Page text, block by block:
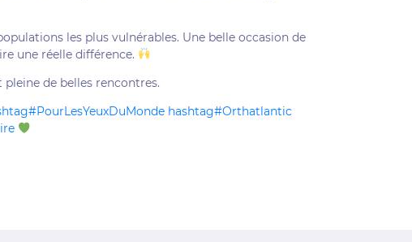
les plus vulnérables. Une belle occasion de
une réelle différence.
de belles rencontres.
#PourLesYeuxDuMonde hashtag#Orthatlantic